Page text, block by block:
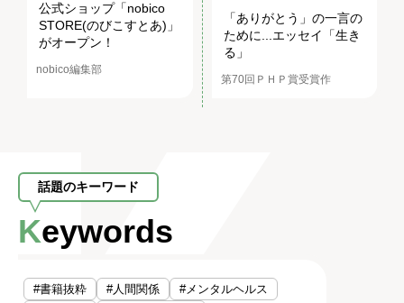
公式ショップ「nobico
STORE(のびこすとあ)」
がオープン！
nobico編集部
「ありがとう」の一言の
ために...エッセイ「生き
る」
第70回ＰＨＰ賞受賞作
話題のキーワード
Keywords
#書籍抜粋 #人間関係
#メンタルヘルス